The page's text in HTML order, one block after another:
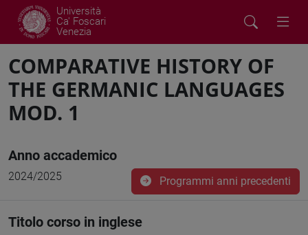
Università
Ca' Foscari
Venezia
COMPARATIVE HISTORY OF
THE GERMANIC LANGUAGES
MOD. 1
Anno accademico
2024/2025 Programmi anni precedenti
Titolo corso in inglese